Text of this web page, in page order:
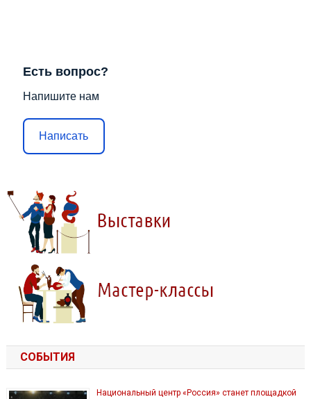
Есть вопрос?
Напишите нам
Написать
СОБЫТИЯ
Национальный центр «Россия» станет площадкой